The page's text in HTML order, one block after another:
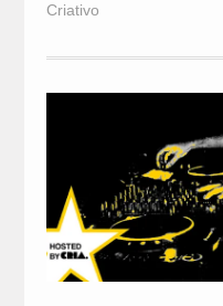
Criativo